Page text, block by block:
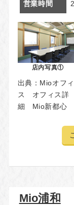
営業時間
店内写真①
出典： Mioオフィ
ス オフィス詳
細 Mio新都心
Mio浦和